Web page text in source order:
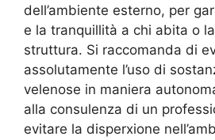
dell’ambiente esterno, per
e la tranquillità a chi abita o
struttura. Si raccomanda di
assolutamente l’uso di
velenose in maniera
alla consulenza di un
evitare la disperxione